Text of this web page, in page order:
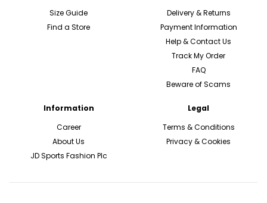
Size Guide
Find a Store
Delivery & Returns
Payment Information
Help & Contact Us
Track My Order
FAQ
Beware of Scams
Information
Career
About Us
JD Sports Fashion Plc
Legal
Terms & Conditions
Privacy & Cookies